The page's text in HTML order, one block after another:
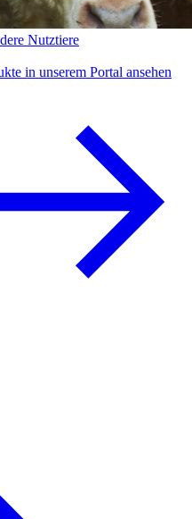
Nutztiere
in unserem Portal ansehen